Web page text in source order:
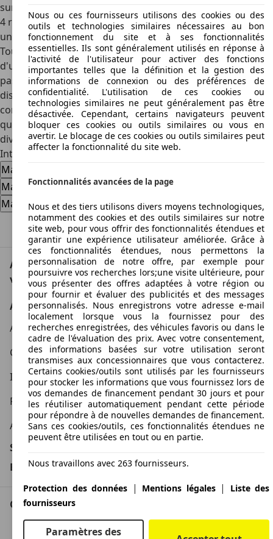
surface de chargement longue de 2,28 mètres. Le modèle
4 roues motrices à double cabine se limite quant à lui à
une longueur du plateau de chargement de 1,53 mètres.
Tous les deux ont une charge utile maximale autorisée
d'une tonne. Concernant la transmission intégrale, on peut
passer manuellement de deux à quatre roues motrices. Le
dispositif de blocage de roues libres est activable via
commande à distance. Le Mazda B 2500 4 roues motrices,
qui dispose en série d'un système de climatisation et de
diverses options, peut tracter jusqu'à deux tonnes.
Intéressé par l'Mazda B 2500
Mazda B 2500 voiture d'occasion
Mazda B 2500 nouvelle voiture
Mazda B 2500 offres concessionnaire
Haut
AutoScout24: la plus grande plateforme en ligne de
voitures en Europe
AutoScout24
A propos d'AutoScout24
Conditions d'utilisation
Informations légales
Protection des données
Accessibility Statement
Service
Espace Pro
Contact
AutoScout24 pour iOS
Nous ou ces fournisseurs utilisons des cookies ou des
outils et technologies similaires nécessaires au bon
fonctionnement du site et à ses fonctionnalités
essentielles. Ils sont généralement utilisés en réponse à
l'activité de l'utilisateur pour activer des fonctions
importantes telles que la définition et la gestion des
informations de connexion ou des préférences de
confidentialité. L'utilisation de ces cookies ou
technologies similaires ne peut généralement pas être
désactivée. Cependant, certains navigateurs peuvent
bloquer ces cookies ou outils similaires ou vous en
avertir. Le blocage de ces cookies ou outils similaires peut
affecter la fonctionnalité du site web.
Fonctionnalités avancées de la page
Nous et des tiers utilisons divers moyens technologiques,
notamment des cookies et des outils similaires sur notre
site web, pour vous offrir des fonctionnalités étendues et
garantir une expérience utilisateur améliorée. Grâce à
ces fonctionnalités étendues, nous permettons la
personnalisation de notre offre, par exemple pour
poursuivre vos recherches lors;une visite ultérieure, pour
vous présenter des offres adaptées à votre région ou
pour fournir et évaluer des publicités et des messages
personnalisés. Nous enregistrons votre adresse e-mail
localement lorsque vous la fournissez pour des
recherches enregistrées, des véhicules favoris ou dans le
cadre de l'évaluation des prix. Avec votre consentement,
des informations basées sur votre utilisation seront
transmises aux concessionnaires que vous contacterez.
Certains cookies/outils sont utilisés par les fournisseurs
pour stocker les informations que vous fournissez lors de
vos demandes de financement pendant 30 jours et pour
les réutiliser automatiquement pendant cette période
pour répondre à de nouvelles demandes de financement.
Sans ces cookies/outils, ces fonctionnalités étendues ne
peuvent être utilisées en tout ou en partie.
Nous travaillons avec 263 fournisseurs.
Protection des données | Mentions légales|
Liste des
fournisseurs
Paramètres des